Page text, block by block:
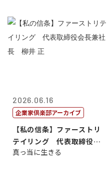
2026.06.16
企業家倶楽部アーカイブ
【私の信条】ファーストリ
テイリング 代表取締役会
長兼社長 柳...
真っ当に生きる